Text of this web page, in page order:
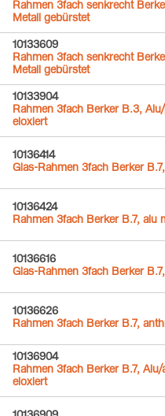
Rahmen 3fach senkrecht
Metall gebürstet
10133609
Rahmen 3fach senkrecht
Metall gebürstet
10133904
Rahmen 3fach Berker B.3,
eloxiert
10136414
Glas-Rahmen 3fach Berker
10136424
Rahmen 3fach Berker B.7, alu
10136616
Glas-Rahmen 3fach Berker
10136626
Rahmen 3fach Berker B.7,
10136904
Rahmen 3fach Berker B.7,
eloxiert